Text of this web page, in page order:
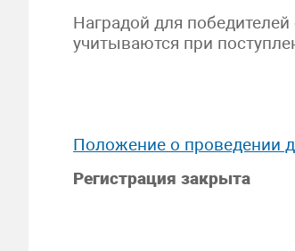
Наградой для
учитываются при
Положение о проведении
Регистрация закрыта